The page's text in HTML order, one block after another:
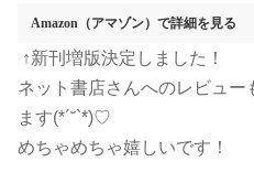
Amazon（アマゾン） で詳細を見る
↑新刊増版決定しました！
ネット書店さんへのレビュ
ます(*´˘`*)♡
めちゃめちゃ嬉しいです！